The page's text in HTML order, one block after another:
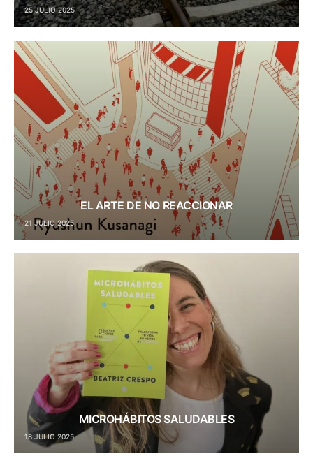
25 JULIO 2025
EL ARTE DE NO REACCIONAR
21 JULIO 2025
MICROHÁBITOS SALUDABLES
18 JULIO 2025